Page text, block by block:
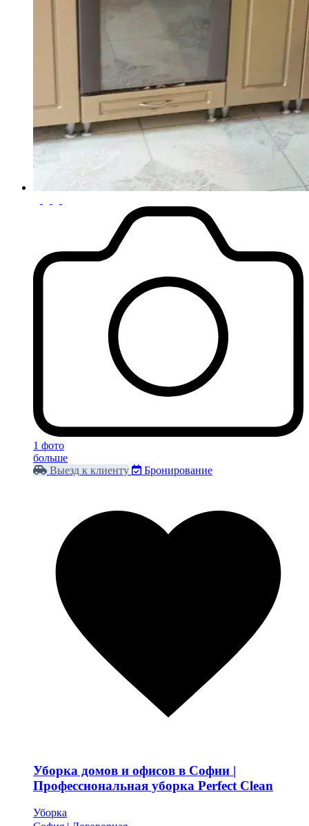
1 фото
больше
Выезд к клиенту
Бронирование
Уборка домов и офисов в Софии |
Профессиональная уборка Perfect Clean
Уборка